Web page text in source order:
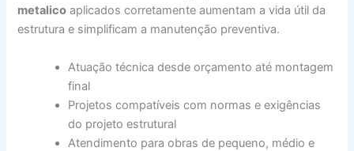
metalico aplicados corretamente aumentam a vida útil da
estrutura e simplificam a manutenção preventiva.
Atuação técnica desde orçamento até montagem
final
Projetos compatíveis com normas e exigências
do projeto estrutural
Atendimento para obras de pequeno, médio e